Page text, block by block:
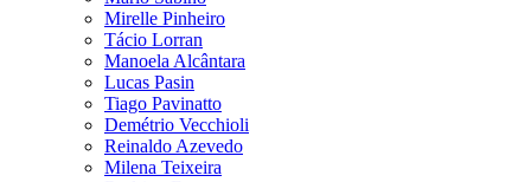
Mirelle Pinheiro
Tácio Lorran
Manoela Alcântara
Lucas Pasin
Tiago Pavinatto
Demétrio Vecchioli
Reinaldo Azevedo
Milena Teixeira